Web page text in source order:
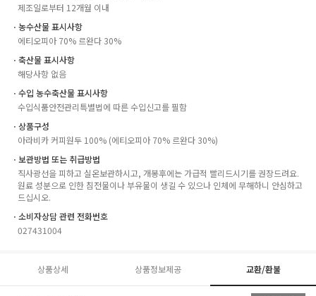
제조일로부터 12개월 이내
ㆍ농수산물 표시사항
에티오피아 70% 르완다 30%
ㆍ축산물 표시사항
해당사항 없음
ㆍ수입 농수축산물 표시사항
수입식품안전관리특별법에 따른 수입신고를 필함
ㆍ상품구성
아라비카 커피원두 100% (에티오피아 70% 르완다 30%)
ㆍ보관방법 또는 취급방법
직사광선을 피하고 실온보관하시고, 개봉후에는 가급적 빨리드시기를 권장드려요.
원료 성분으로 인한 침전물이나 부유물이 생길 수 있으나 인체에 무해하니 안심하고
드십시오.
ㆍ소비자상담 관련 전화번호
027431004
상품상세 상품정보제공 교환/환불